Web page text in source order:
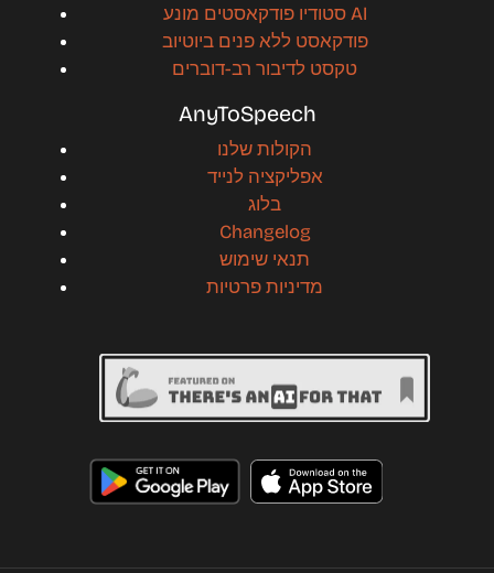
סטודיו פודקאסטים מונע AI
פודקאסט ללא פנים ביוטיוב
טקסט לדיבור רב-דוברים
AnyToSpeech
הקולות שלנו
אפליקציה לנייד
בלוג
Changelog
תנאי שימוש
מדיניות פרטיות